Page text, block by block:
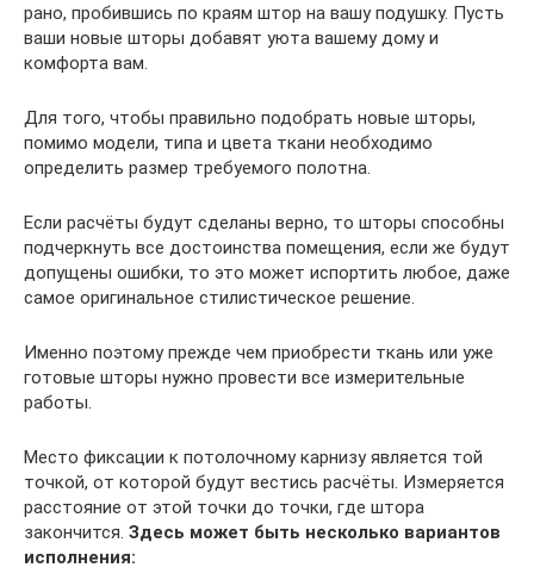
рано, пробившись по краям штор на вашу подушку. Пусть
ваши новые шторы добавят уюта вашему дому и
комфорта вам.
Для того, чтобы правильно подобрать новые шторы,
помимо модели, типа и цвета ткани необходимо
определить размер требуемого полотна.
Если расчёты будут сделаны верно, то шторы способны
подчеркнуть все достоинства помещения, если же будут
допущены ошибки, то это может испортить любое, даже
самое оригинальное стилистическое решение.
Именно поэтому прежде чем приобрести ткань или уже
готовые шторы нужно провести все измерительные
работы.
Место фиксации к потолочному карнизу является той
точкой, от которой будут вестись расчёты. Измеряется
расстояние от этой точки до точки, где штора
закончится. Здесь может быть несколько вариантов
исполнения: